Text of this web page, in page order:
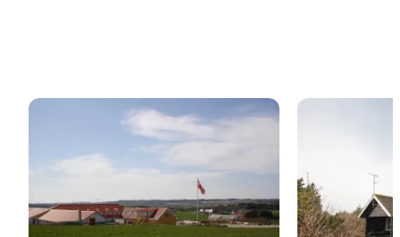
Hotel Højgaarden Nystrup